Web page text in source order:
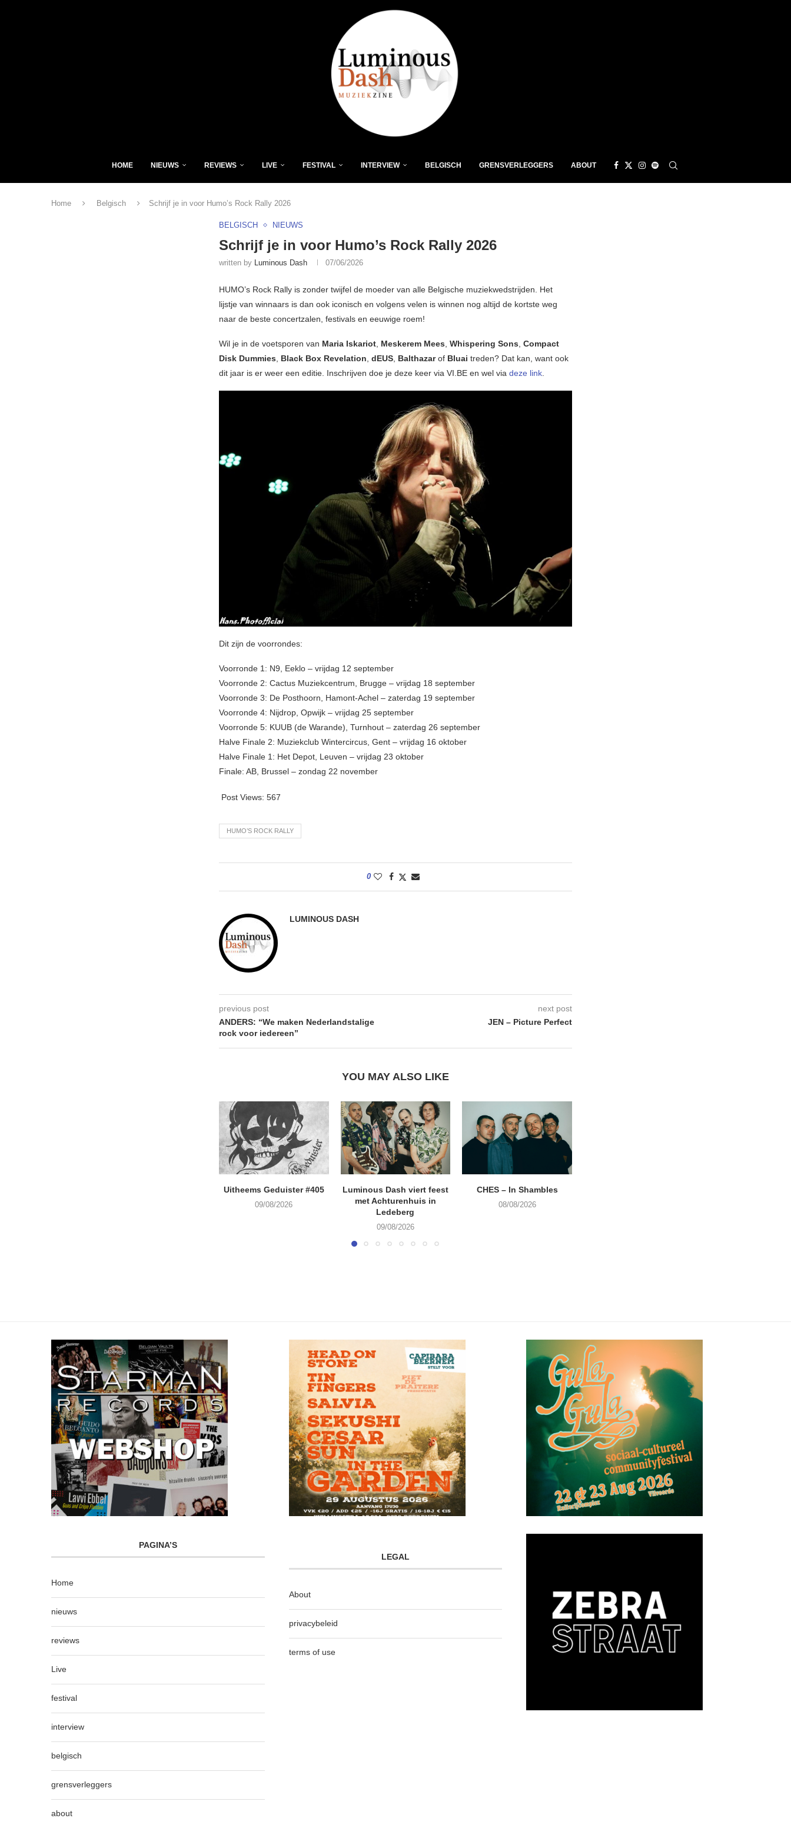
HOME NIEUWS REVIEWS LIVE FESTIVAL INTERVIEW BELGISCH GRENSVERLEGGERS ABOUT
Home Belgisch Schrijf je in voor Humo’s Rock Rally 2026
BELGISCH NIEUWS
Schrijf je in voor Humo’s Rock Rally 2026
written by Luminous Dash 07/06/2026
HUMO’s Rock Rally is zonder twijfel de moeder van alle Belgische muziekwedstrijden. Het
lijstje van winnaars is dan ook iconisch en volgens velen is winnen nog altijd de kortste weg
naar de beste concertzalen, festivals en eeuwige roem!
Wil je in de voetsporen van Maria Iskariot, Meskerem Mees, Whispering Sons, Compact
Disk Dummies, Black Box Revelation, dEUS, Balthazarof Bluai treden? Dat kan, want ook
dit jaar is er weer een editie. Inschrijven doe je deze keer via VI.BE en wel via deze link.
Dit zijn de voorrondes:
Voorronde 1: N9, Eeklo – vrijdag 12 september
Voorronde 2: Cactus Muziekcentrum, Brugge – vrijdag 18 september
Voorronde 3: De Posthoorn, Hamont-Achel – zaterdag 19 september
Voorronde 4: Nijdrop, Opwijk – vrijdag 25 september
Voorronde 5: KUUB (de Warande), Turnhout – zaterdag 26 september
Halve Finale 2: Muziekclub Wintercircus, Gent – vrijdag 16 oktober
Halve Finale 1: Het Depot, Leuven – vrijdag 23 oktober
Finale: AB, Brussel – zondag 22 november
Post Views: 567
HUMO’S ROCK RALLY
0
LUMINOUS DASH
previous post
ANDERS: “We maken Nederlandstalige
rock voor iedereen”
next post
JEN – Picture Perfect
YOU MAY ALSO LIKE
Uitheems Geduister #405
09/08/2026
Luminous Dash viert feest
met Achturenhuis in
Ledeberg
09/08/2026
CHES – In Shambles
08/08/2026
PAGINA’S
Home
nieuws
reviews
Live
festival
interview
belgisch
grensverleggers
about
LEGAL
About
privacybeleid
terms of use